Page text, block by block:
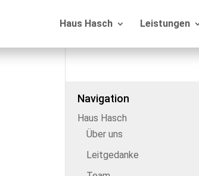
Haus Hasch Leistungen
Navigation
Haus Hasch
Über uns
Leitgedanke